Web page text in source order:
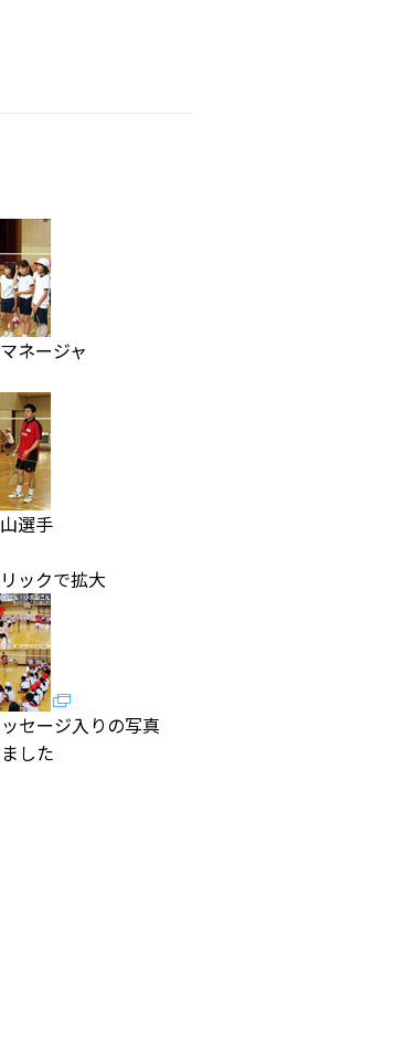
ネージャ
選手
クで拡大
セージ入りの写真
した